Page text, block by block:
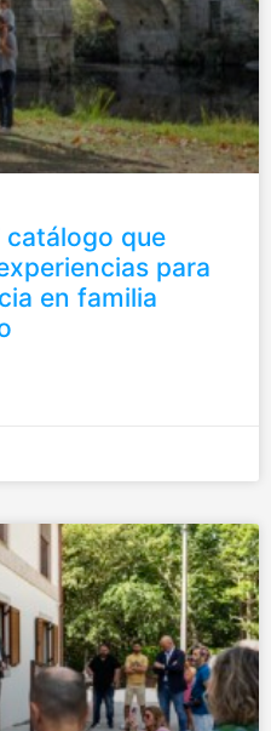
catálogo que
para
en familia